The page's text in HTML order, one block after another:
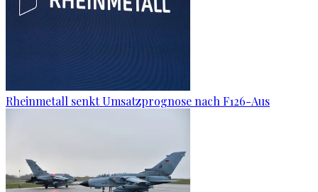
Rheinmetall senkt Umsatzprognose nach F126-Aus